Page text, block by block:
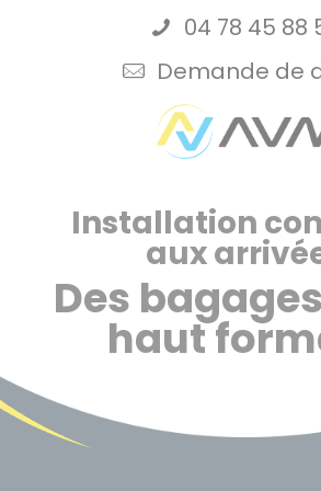
04 78 45 88
Demande de
Installation
aux
Des
haut